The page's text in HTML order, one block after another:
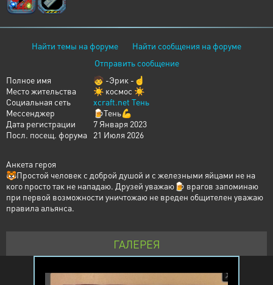
Найти темы на форуме
Найти сообщения на форуме
Отправить сообщение
Полное имя
🧒 -Эрик -☝️
Место жительства
☀ космос ☀
Социальная сеть
xcraft.net Тень
Мессенджер
🍺Тень💪
Дата регистрации
7 Января 2023
Посл. посещ. форума
21 Июля 2026
Анкета героя
🐯Простой человек с доброй душой и с железными яйцами не на
кого просто так не нападаю. Друзей уважаю🍺 врагов запоминаю
при первой возможности уничтожаю не вреден общителен уважаю
правила альянса.
ГАЛЕРЕЯ